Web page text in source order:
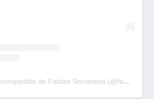
Una publicación compartida de Fabian Sorrentino (@fabiansonria)